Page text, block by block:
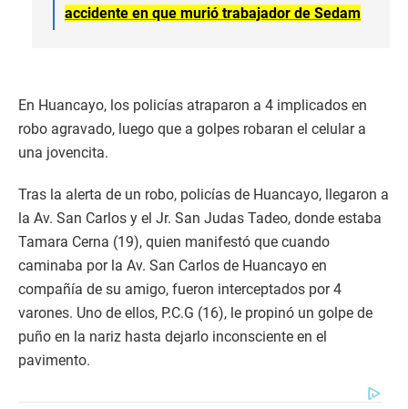
accidente en que murió trabajador de Sedam
En Huancayo, los policías atraparon a 4 implicados en
robo agravado, luego que a golpes robaran el celular a
una jovencita.
Tras la alerta de un robo, policías de Huancayo, llegaron a
la Av. San Carlos y el Jr. San Judas Tadeo, donde estaba
Tamara Cerna (19), quien manifestó que cuando
caminaba por la Av. San Carlos de Huancayo en
compañía de su amigo, fueron interceptados por 4
varones. Uno de ellos, P.C.G (16), le propinó un golpe de
puño en la nariz hasta dejarlo inconsciente en el
pavimento.